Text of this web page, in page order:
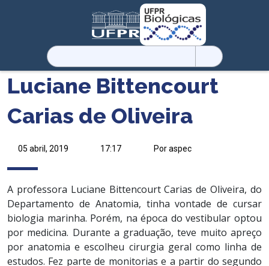
Pesquisar
por:
Luciane Bittencourt
Carias de Oliveira
05 abril, 2019 17:17 Por aspec
A professora Luciane Bittencourt Carias de Oliveira, do
Departamento de Anatomia, tinha vontade de cursar
biologia marinha. Porém, na época do vestibular optou
por medicina. Durante a graduação, teve muito apreço
por anatomia e escolheu cirurgia geral como linha de
estudos. Fez parte de monitorias e a partir do segundo